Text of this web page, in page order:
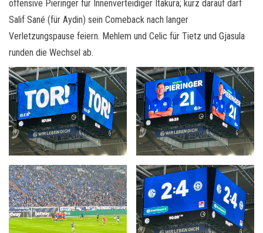
offensive Pieringer für Innenverteidiger Itakura; kurz darauf darf
Salif Sané (für Aydin) sein Comeback nach langer
Verletzungspause feiern. Mehlem und Celic für Tietz und Gjasula
runden die Wechsel ab.